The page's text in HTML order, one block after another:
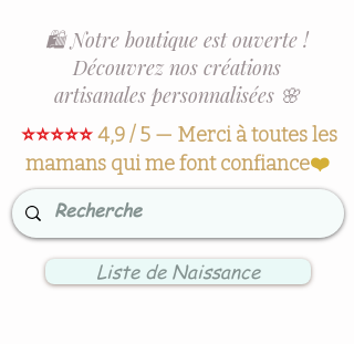
🛍️ Notre boutique est ouverte !
Découvrez nos créations
artisanales personnalisées 🌸
⭐⭐⭐⭐⭐4,9 / 5 — Merci à toutes les
mamans qui me font confiance❤️
Liste de Naissance